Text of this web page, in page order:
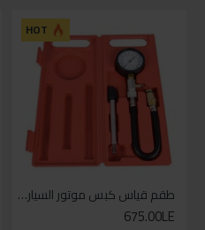
HOT
طقم قياس كبس موتور السياره 3 ق
675.00LE